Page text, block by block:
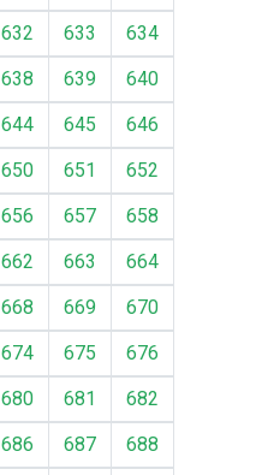
632 633
634
638 639
640
644 645
646
650 651
652
656 657
658
662 663
664
668 669
670
674 675
676
680 681
682
686 687
688